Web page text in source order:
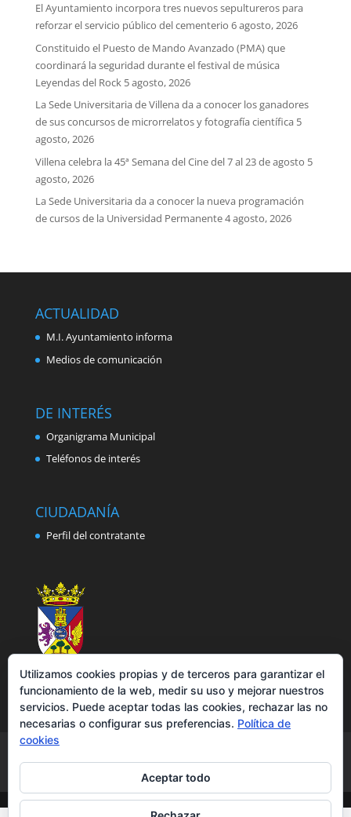
El Ayuntamiento incorpora tres nuevos sepultureros para
reforzar el servicio público del cementerio 6 agosto, 2026
Constituido el Puesto de Mando Avanzado (PMA) que
coordinará la seguridad durante el festival de música
Leyendas del Rock 5 agosto, 2026
La Sede Universitaria de Villena da a conocer los ganadores
de sus concursos de microrrelatos y fotografía científica 5
agosto, 2026
Villena celebra la 45ª Semana del Cine del 7 al 23 de agosto 5
agosto, 2026
La Sede Universitaria da a conocer la nueva programación
de cursos de la Universidad Permanente4 agosto, 2026
ACTUALIDAD
M.I. Ayuntamiento informa
Medios de comunicación
DE INTERÉS
Organigrama Municipal
Teléfonos de interés
CIUDADANÍA
Perfil del contratante
Política de cookies
Accesibilidad
Utilizamos cookies propias y de terceros para garantizar el
funcionamiento de la web, medir su uso y mejorar nuestros
servicios. Puede aceptar todas las cookies, rechazar las no
necesarias o configurar sus preferencias. Política de
cookies
Aceptar todo